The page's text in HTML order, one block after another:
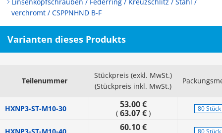
Linsenkopfschrauben / Federring / Kreuzschlitz / Stahl /
verchromt / CSPPNHND B-F
Varianten dieses Produkts
Teilenummer
Stückpreis (exkl. MwSt.)
(Stückpreis inkl. MwSt.)
HXNP3-ST-M10-30 53.00 €
( 63.07 €) 80 Stück
60.10 €